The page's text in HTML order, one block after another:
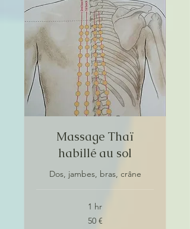
Massage Thaï
habillé au sol
Dos, jambes, bras, crâne
1 hr
50 €